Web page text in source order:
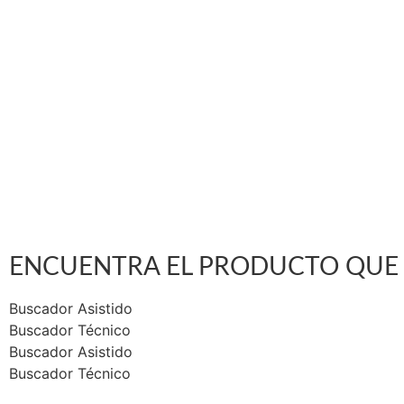
ENCUENTRA EL PRODUCTO QUE
Buscador Asistido
Buscador Técnico
Buscador Asistido
Buscador Técnico